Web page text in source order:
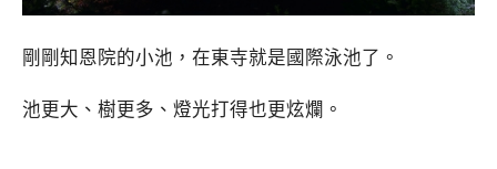
剛剛知恩院的小池，在東寺就是國際泳池了。
池更大、樹更多、燈光打得也更炫爛。